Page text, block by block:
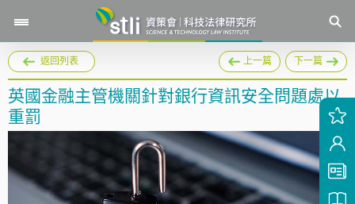
返回列表 上一篇 下一篇
英國金融主管機關針對銀行資訊安全問題處以
重罰